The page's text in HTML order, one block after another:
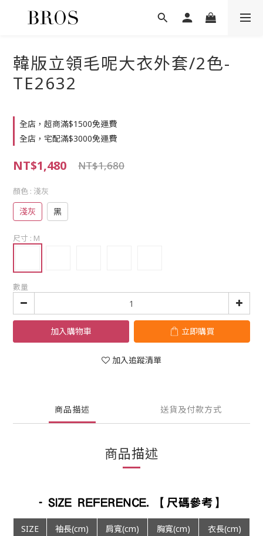
韓版立領毛呢大衣外套/2色-
TE2632
全店，超商滿$1500免運費
全店，宅配滿$3000免運費
NT$1,480 NT$1,680
顏色 : 淺灰
淺灰 黑
尺寸 : M
數量
加入購物車 立即購買
加入追蹤清單
商品描述 送貨及付款方式
商品描述
SIZE 袖長(cm) 肩寬(cm) 胸寬(cm)
衣長(cm)